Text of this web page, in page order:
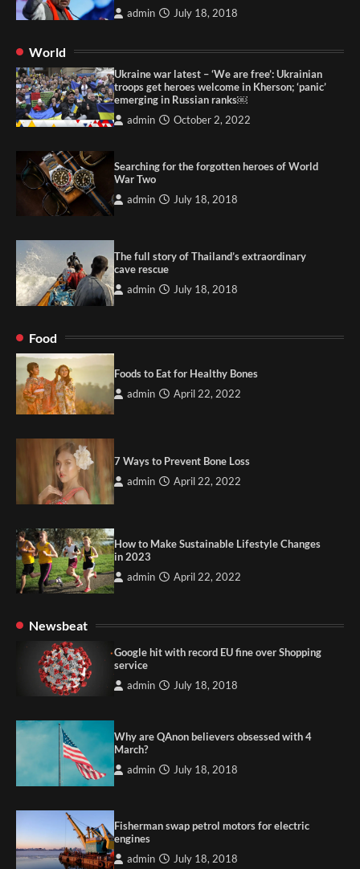
admin July 18, 2018
World
Ukraine war latest – ‘We are free’: Ukrainian
troops get heroes welcome in Kherson; ‘panic’
emerging in Russian ranks￼
admin October 2, 2022
Searching for the forgotten heroes of World
War Two
admin July 18, 2018
The full story of Thailand’s extraordinary
cave rescue
admin July 18, 2018
Food
Foods to Eat for Healthy Bones
admin April 22, 2022
7 Ways to Prevent Bone Loss
admin April 22, 2022
How to Make Sustainable Lifestyle Changes
in 2023
admin April 22, 2022
Newsbeat
Google hit with record EU fine over Shopping
service
admin July 18, 2018
Why are QAnon believers obsessed with 4
March?
admin July 18, 2018
Fisherman swap petrol motors for electric
engines
admin July 18, 2018